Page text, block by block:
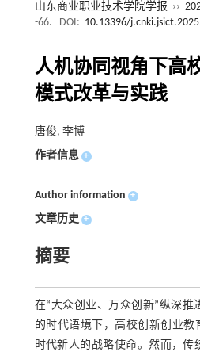
山东商业职业技术学院学报 ››
-66.
DOI: 10.13396/
人机协同视角下高
模式改革与实践
唐俊, 李博
作者信息 +
Author information +
文章历史 +
摘要
在“大众创业、万众创新”纵深推
的时代语境下，高校创新创业教
时代新人的战略使命。然而，传